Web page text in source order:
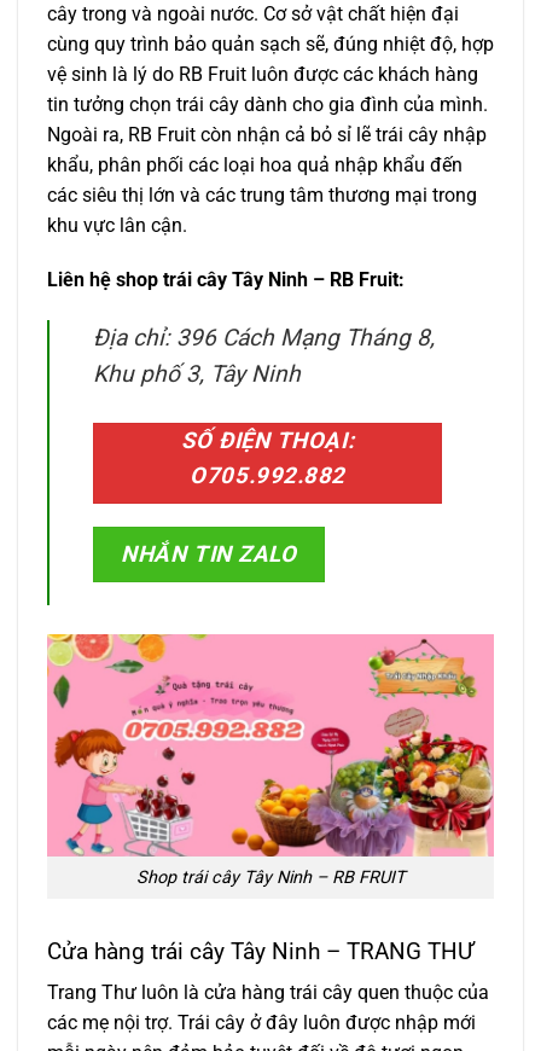
cây trong và ngoài nước. Cơ sở vật chất hiện đại
cùng quy trình bảo quản sạch sẽ, đúng nhiệt độ, hợp
vệ sinh là lý do RB Fruit luôn được các khách hàng
tin tưởng chọn trái cây dành cho gia đình của mình.
Ngoài ra, RB Fruit còn nhận cả bỏ sỉ lẽ trái cây nhập
khẩu, phân phối các loại hoa quả nhập khẩu đến
các siêu thị lớn và các trung tâm thương mại trong
khu vực lân cận.
Liên hệ shop trái cây Tây Ninh – RB Fruit:
Địa chỉ: 396 Cách Mạng Tháng 8,
Khu phố 3, Tây Ninh
SỐ ĐIỆN THOẠI:
O705.992.882
NHẮN TIN ZALO
Shop trái cây Tây Ninh – RB FRUIT
Cửa hàng trái cây Tây Ninh – TRANG THƯ
Trang Thư luôn là cửa hàng trái cây quen thuộc của
các mẹ nội trợ. Trái cây ở đây luôn được nhập mới